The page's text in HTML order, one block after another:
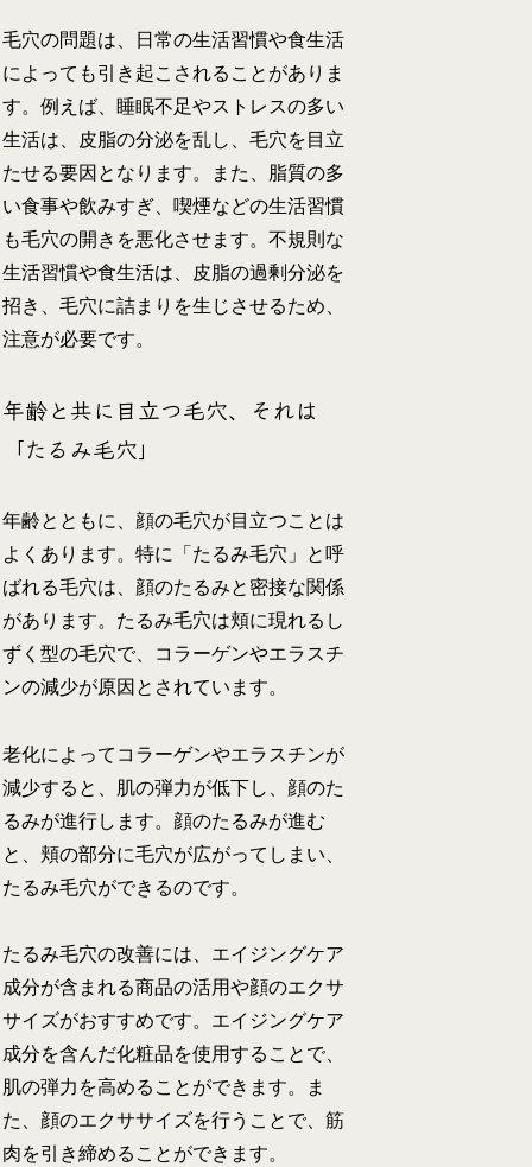
毛穴の問題は、日常の生活習慣や食生活
によっても引き起こされることがありま
す。例えば、睡眠不足やストレスの多い
生活は、皮脂の分泌を乱し、毛穴を目立
たせる要因となります。また、脂質の多
い食事や飲みすぎ、喫煙などの生活習慣
も毛穴の開きを悪化させます。不規則な
生活習慣や食生活は、皮脂の過剰分泌を
招き、毛穴に詰まりを生じさせるため、
注意が必要です。
年齢と共に目立つ毛穴、それは
「たるみ毛穴」
年齢とともに、顔の毛穴が目立つことは
よくあります。特に「たるみ毛穴」と呼
ばれる毛穴は、顔のたるみと密接な関係
があります。たるみ毛穴は頬に現れるし
ずく型の毛穴で、コラーゲンやエラスチ
ンの減少が原因とされています。
老化によってコラーゲンやエラスチンが
減少すると、肌の弾力が低下し、顔のた
るみが進行します。顔のたるみが進む
と、頬の部分に毛穴が広がってしまい、
たるみ毛穴ができるのです。
たるみ毛穴の改善には、エイジングケア
成分が含まれる商品の活用や顔のエクサ
サイズがおすすめです。エイジングケア
成分を含んだ化粧品を使用することで、
肌の弾力を高めることができます。ま
た、顔のエクササイズを行うことで、筋
肉を引き締めることができます。